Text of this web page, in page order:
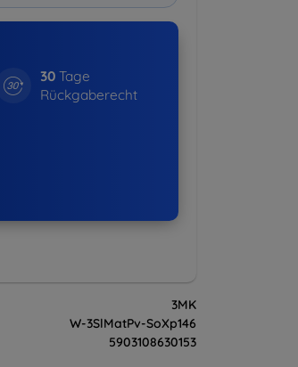
30Tage
Rückgaberecht
3MK
W-3SlMatPv-SoXp146
5903108630153